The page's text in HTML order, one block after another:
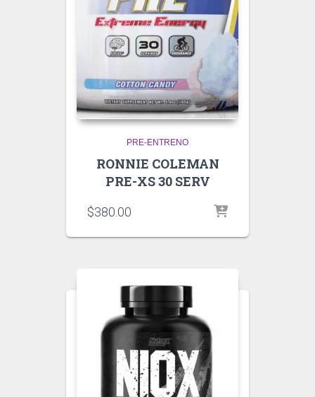
PRE-ENTRENO
RONNIE COLEMAN
PRE-XS 30 SERV
$380.00